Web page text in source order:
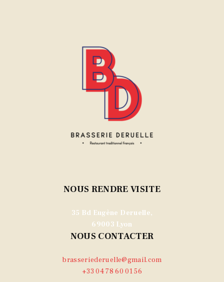
NOUS RENDRE VISITE
35 Bd Eugène Deruelle,
69003 Lyon
NOUS CONTACTER
brasseriederuelle@gmail.com
+3304 78 60 01 56